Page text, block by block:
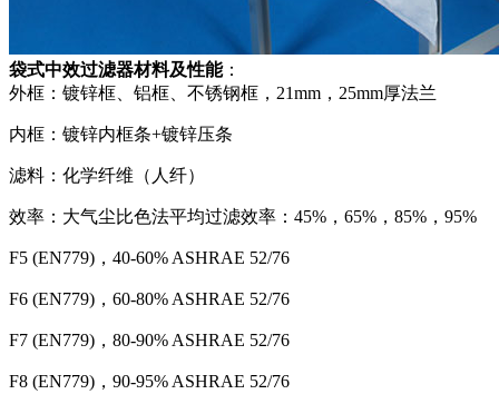
袋式中效过滤器材料及性能：
外框：镀锌框、铝框、不锈钢框，21mm，25mm厚法兰
内框：镀锌内框条+镀锌压条
滤料：化学纤维（人纤）
效率：大气尘比色法平均过滤效率：45%，65%，85%，95%
F5 (EN779)，40-60% ASHRAE 52/76
F6 (EN779)，60-80% ASHRAE 52/76
F7 (EN779)，80-90% ASHRAE 52/76
F8 (EN779)，90-95% ASHRAE 52/76